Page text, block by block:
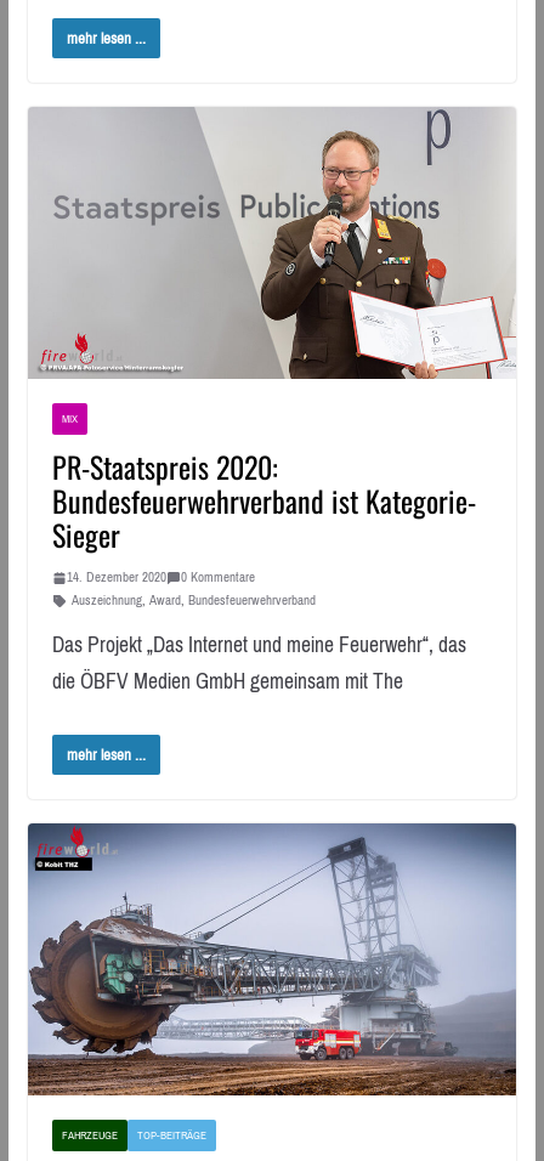
mehr lesen ...
MIX
PR-Staatspreis 2020:
Bundesfeuerwehrverband ist Kategorie-
Sieger
14. Dezember 2020
0 Kommentare
Auszeichnung, Award, Bundesfeuerwehrverband
Das Projekt „Das Internet und meine Feuerwehr“, das
die ÖBFV Medien GmbH gemeinsam mit The
mehr lesen ...
FAHRZEUGE TOP-BEITRÄGE